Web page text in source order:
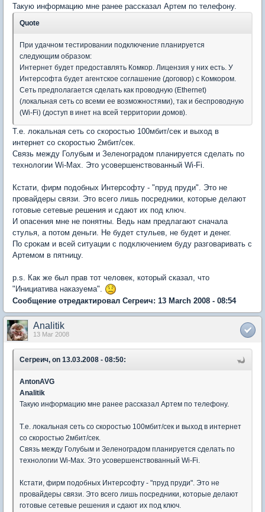
Такую информацию мне ранее рассказал Артем по телефону.
Quote
При удачном тестировании подключение планируется
следующим образом:
Интернет будет предоставлять Комкор. Лицензия у них есть. У
Интерсофта будет агентское соглашение (договор) с Комкором.
Сеть предполагается сделать как проводную (Ethernet)
(локальная сеть со всеми ее возможностями), так и беспроводную
(Wi-Fi) (доступ в инет на всей территории домов).
Т.е. локальная сеть со скоростью 100мбит/сек и выход в
интернет со скоростью 2мбит/сек.
Связь между Голубым и Зеленоградом планируется сделать по
технологии Wi-Max. Это усовершенствованный Wi-Fi.
Кстати, фирм подобных Интерсофту - "пруд пруди". Это не
провайдеры связи. Это всего лишь посредники, которые делают
готовые сетевые решения и сдают их под ключ.
И опасения мне не понятны. Ведь нам предлагают сначала
стулья, а потом деньги. Не будет стульев, не будет и денег.
По срокам и всей ситуации с подключением буду разговаривать с
Артемом в пятницу.
p.s. Как же был прав тот человек, который сказал, что
"Инициатива наказуема".
Сообщение отредактировал Сегреич: 13 March 2008 - 08:54
Analitik
13 Mar 2008
Сегреич, on 13.03.2008 - 08:50:
AntonAVG
Analitik
Такую информацию мне ранее рассказал Артем по телефону.
Т.е. локальная сеть со скоростью 100мбит/сек и выход в интернет
со скоростью 2мбит/сек.
Связь между Голубым и Зеленоградом планируется сделать по
технологии Wi-Max. Это усовершенствованный Wi-Fi.
Кстати, фирм подобных Интерсофту - "пруд пруди". Это не
провайдеры связи. Это всего лишь посредники, которые делают
готовые сетевые решения и сдают их под ключ.